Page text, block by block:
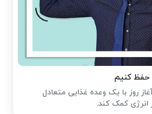
حفظ کنیم
روز با یک وعده غذایی متعادل
انرژی کمک کند.